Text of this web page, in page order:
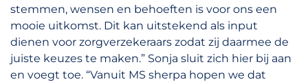
stemmen, wensen en behoeften is voor ons een
mooie uitkomst. Dit kan uitstekend als input
dienen voor zorgverzekeraars zodat zij daarmee de
juiste keuzes te maken.” Sonja sluit zich hier bij aan
en voegt toe. “Vanuit MS sherpa hopen we dat